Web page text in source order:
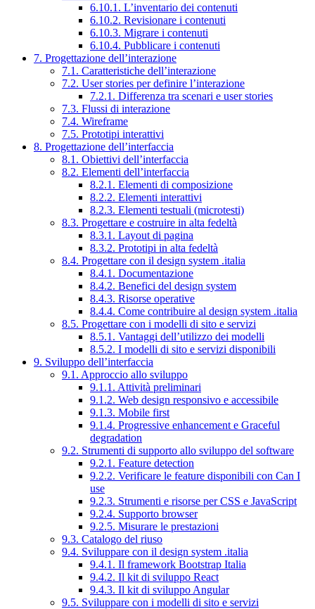
6.10.1. L’inventario dei contenuti
6.10.2. Revisionare i contenuti
6.10.3. Migrare i contenuti
6.10.4. Pubblicare i contenuti
7. Progettazione dell’interazione
7.1. Caratteristiche dell’interazione
7.2. User stories per definire l’interazione
7.2.1. Differenza tra scenari e user stories
7.3. Flussi di interazione
7.4. Wireframe
7.5. Prototipi interattivi
8. Progettazione dell’interfaccia
8.1. Obiettivi dell’interfaccia
8.2. Elementi dell’interfaccia
8.2.1. Elementi di composizione
8.2.2. Elementi interattivi
8.2.3. Elementi testuali (microtesti)
8.3. Progettare e costruire in alta fedeltà
8.3.1. Layout di pagina
8.3.2. Prototipi in alta fedeltà
8.4. Progettare con il design system .italia
8.4.1. Documentazione
8.4.2. Benefici del design system
8.4.3. Risorse operative
8.4.4. Come contribuire al design system .italia
8.5. Progettare con i modelli di sito e servizi
8.5.1. Vantaggi dell’utilizzo dei modelli
8.5.2. I modelli di sito e servizi disponibili
9. Sviluppo dell’interfaccia
9.1. Approccio allo sviluppo
9.1.1. Attività preliminari
9.1.2. Web design responsivo e accessibile
9.1.3. Mobile first
9.1.4. Progressive enhancement e Graceful
degradation
9.2. Strumenti di supporto allo sviluppo del software
9.2.1. Feature detection
9.2.2. Verificare le feature disponibili con Can I
use
9.2.3. Strumenti e risorse per CSS e JavaScript
9.2.4. Supporto browser
9.2.5. Misurare le prestazioni
9.3. Catalogo del riuso
9.4. Sviluppare con il design system .italia
9.4.1. Il framework Bootstrap Italia
9.4.2. Il kit di sviluppo React
9.4.3. Il kit di sviluppo Angular
9.5. Sviluppare con i modelli di sito e servizi